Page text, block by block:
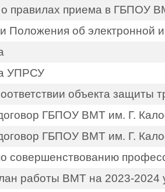
правилах приема в ГБПОУ
Положения об электронной
УПРСУ
объекта защиты
ГБПОУ ВМТ им. Г.
ГБПОУ ВМТ им. Г.
совершенствованию
работы ВМТ на 2023-2024